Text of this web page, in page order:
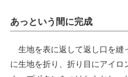
あっという間に完成
生地を表に返して返し口を縫
に生地を折り、折り目にアイロ